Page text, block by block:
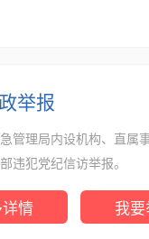
举报
管理局内设机构、直属
违犯党纪信访举报。
情 我